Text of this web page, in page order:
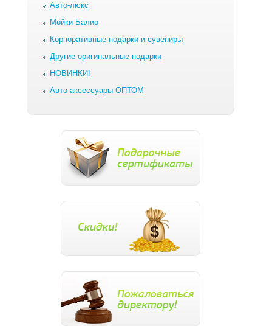
Авто-люкс
Мойки Балио
Корпоративные подарки и сувениры
Другие оригинальные подарки
НОВИНКИ!
Авто-аксессуары ОПТОМ